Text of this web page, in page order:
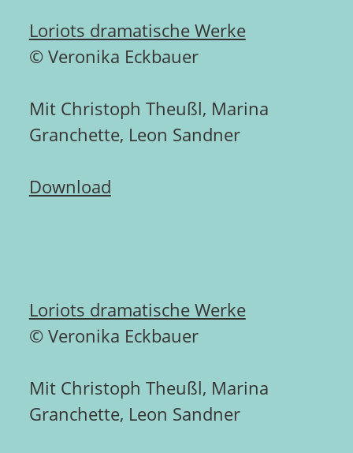
Loriots dramatische Werke
© Veronika Eckbauer
Mit Christoph Theußl, Marina
Granchette, Leon Sandner
Download
Loriots dramatische Werke
© Veronika Eckbauer
Mit Christoph Theußl, Marina
Granchette, Leon Sandner